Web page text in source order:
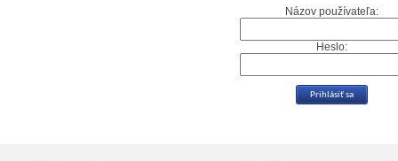
Názov používateľa:
Heslo: